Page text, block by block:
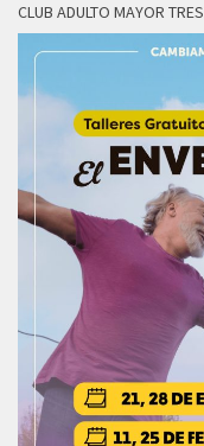
CLUB ADULTO MAYOR